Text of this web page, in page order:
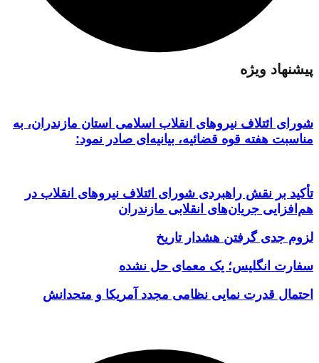
پیشنهاد ویژه
شورای ائتلاف نیروهای انقلاب اسلامی استان مازندران، به
مناسبت هفته قوه قضائیه، بیانیه‌ای صادر نمود:
تأکید بر نقش راهبردی شورای ائتلاف نیروهای انقلاب در
هم‌افزایی جریان‌های انقلابی مازندران
لزوم جدی گرفتن هشدار تاریخ
سفارت انگلیس؛ یک معمای حل نشده
احتمال قدرت نمایی نظامی مجدد آمریکا و متحدانش